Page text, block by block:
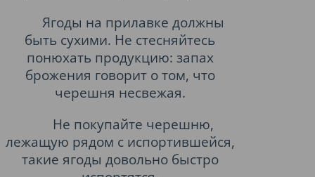
Ягоды на прилавке должны
быть сухими. Не стесняйтесь
понюхать продукцию: запах
брожения говорит о том, что
черешня несвежая.
Не покупайте черешню,
лежащую рядом с испортившейся,
такие ягоды довольно быстро